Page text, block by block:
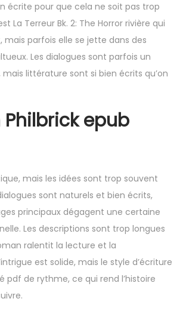
écrite pour que cela ne soit pas trop
La Terreur Bk. 2: The Horror rivière qui
parfois elle se jette dans des
Les dialogues sont parfois un
mais littérature sont si bien écrits qu’on
epub
mais les idées sont trop souvent
sont naturels et bien écrits,
principaux dégagent une certaine
Les descriptions sont trop longues
ralentit la lecture et la
est solide, mais le style d’écriture
pdf de rythme, ce qui rend l’histoire